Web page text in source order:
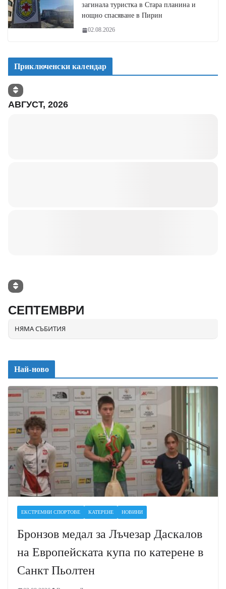
загинала туристка в Стара планина и
нощно спасяване в Пирин
02.08.2026
Приключенски календар
АВГУСТ, 2026
СЕПТЕМВРИ
НЯМА СЪБИТИЯ
Най-ново
ЕКСТРЕМНИ СПОРТОВЕ КАТЕРЕНЕ НОВИНИ
Бронзов медал за Лъчезар Даскалов
на Европейската купа по катерене в
Санкт Пьолтен